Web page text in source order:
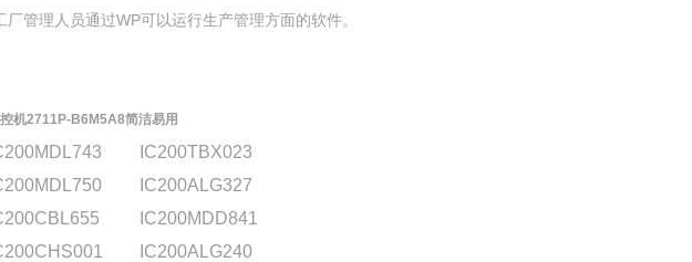
厂管理人员通过WP可以运行生产管理方面的软件。
机2711P-B6M5A8简洁易用
IC200TBX023
IC200ALG327
IC200MDD841
IC200ALG240